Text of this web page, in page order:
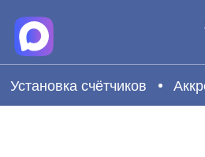
Установка счётчиков